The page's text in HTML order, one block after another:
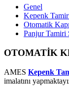
Genel
Kepenk
Otomatik
Panjur Tamiri
OTOMATİK
AMES Kepenk
imalatını